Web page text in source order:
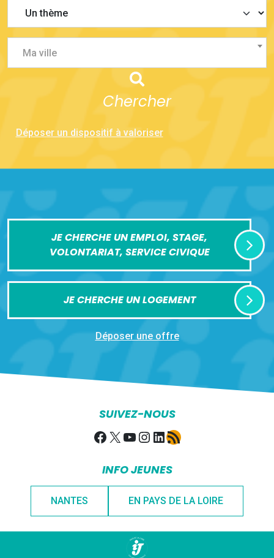
Ma ville
Chercher
Déposer un dispositif à valoriser
JE CHERCHE UN EMPLOI, STAGE,
VOLONTARIAT, SERVICE CIVIQUE
JE CHERCHE UN LOGEMENT
Déposer une offre
SUIVEZ-NOUS
Facebook
X YouTube
Instagram
LinkedIn
Flux RSS
INFO JEUNES
NANTES EN PAYS DE LA LOIRE